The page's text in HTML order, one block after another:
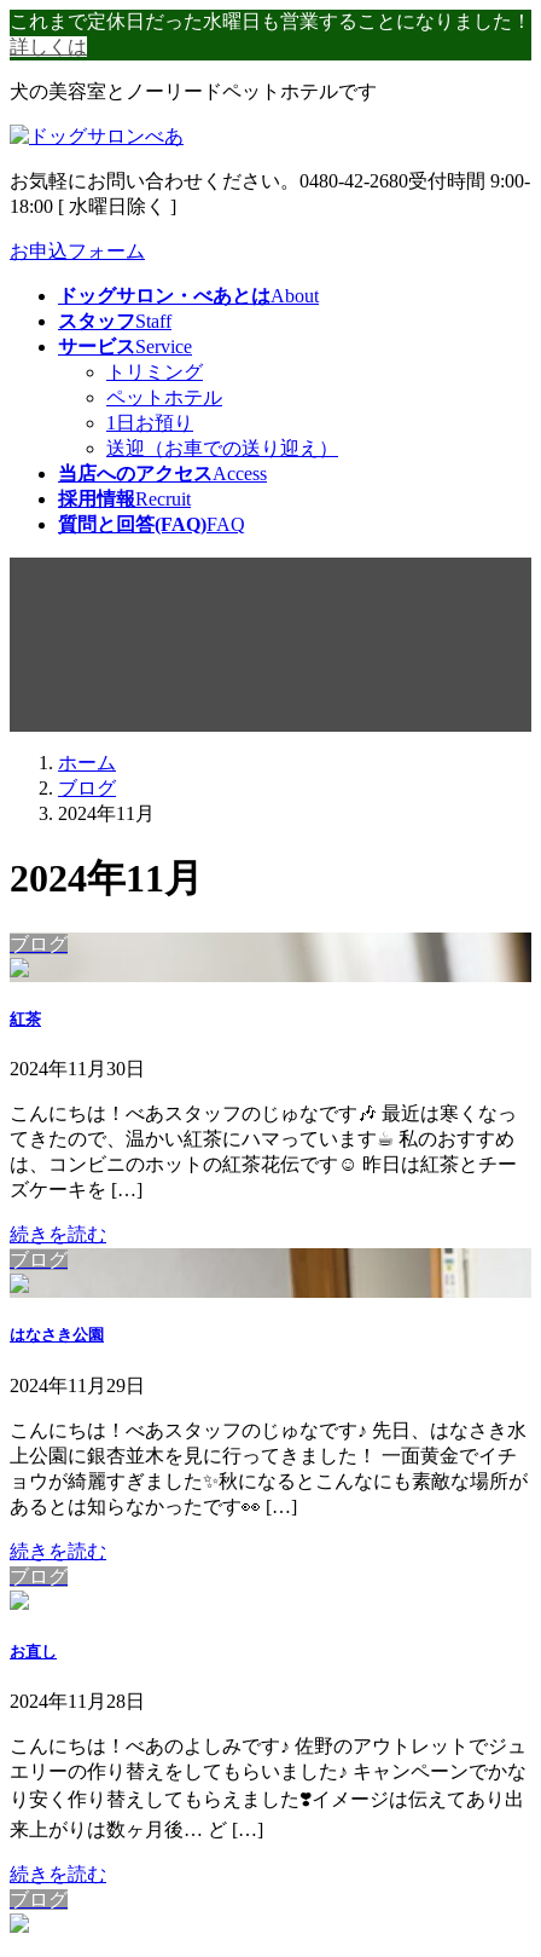
コ
ン
ン
ツ
へ
ス
キ
プ
ナ
ビ
ー
シ
ョ
ン
に
動
これまで定休日だった水曜日も営業することになりました！
詳しくは
犬の美容室とノーリードペットホテルです
お気軽にお問い合わせください。 0480-42-2680受付時間 9:00-
18:00 [ 水曜日除く ]
お申込フォーム
ドッグサロン・べあとはAbout
スタッフStaff
サービスService
トリミング
ペットホテル
1日お預り
送迎（お車での送り迎え）
当店へのアクセスAccess
採用情報Recruit
質問と回答(FAQ)FAQ
ホーム
ブログ
2024年11月
2024年11月
ブログ
紅茶
2024年11月30日
こんにちは！べあスタッフのじゅなです🎶 最近は寒くなっ
てきたので、温かい紅茶にハマっています☕︎ 私のおすすめ
は、コンビニのホットの紅茶花伝です☺︎ 昨日は紅茶とチー
ズケーキを […]
続きを読む
ブログ
はなさき公園
2024年11月29日
こんにちは！べあスタッフのじゅなです♪ 先日、はなさき水
上公園に銀杏並木を見に行ってきました！ 一面黄金でイチ
ョウが綺麗すぎました✨秋になるとこんなにも素敵な場所が
あるとは知らなかったです👀 […]
続きを読む
ブログ
お直し
2024年11月28日
こんにちは！べあのよしみです♪ 佐野のアウトレットでジュ
エリーの作り替えをしてもらいました♪ キャンペーンでかな
り安く作り替えしてもらえました❣️イメージは伝えてあり出
来上がりは数ヶ月後… ど […]
続きを読む
ブログ